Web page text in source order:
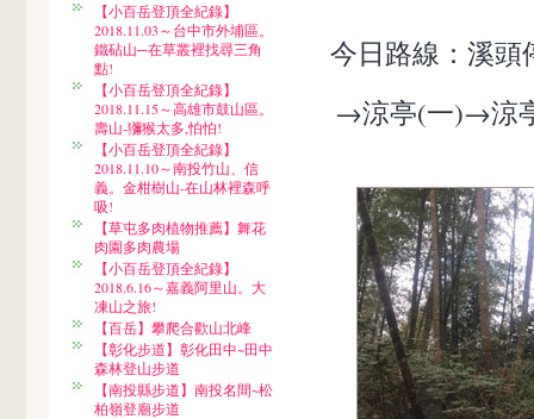
【小百岳登頂全紀錄】
2018.11.03～台中市外埔區。
鐵砧山─在草叢裡找尋三角
點!
【小百岳登頂全紀錄】
2018.11.15～高雄市鼓山區。
壽山-獼猴太多,怕怕!
【小百岳登頂全紀錄】
2018.11.10～南投竹山、信
義。金柑樹山-在山林裡森呼
吸!
【草屯多肉植物推薦】舞花
肉園多肉農場
【小百岳登頂全紀錄】
2018.6.16～嘉義阿里山。大
凍山之旅!
【百岳】攀爬合歡山北峰
【彰化步道】彰化田中~田中
森林登山步道
【南投縣步道】南投名間~松
柏嶺登廟步道
今日路線：溪
→涼亭(一)→涼